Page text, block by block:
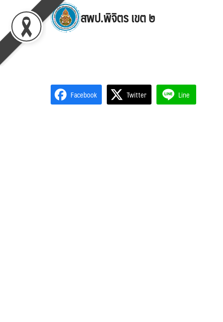
content
สพป.พิจิตร เขต ๒
Facebook Twitter Line